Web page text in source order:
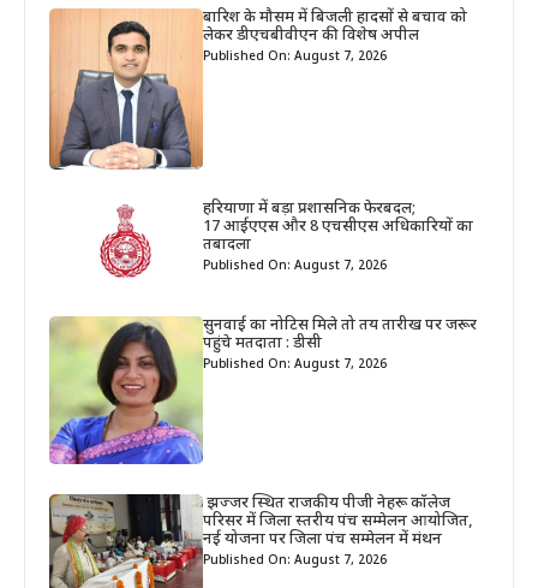
बारिश के मौसम में बिजली हादसों से बचाव को
लेकर डीएचबीवीएन की विशेष अपील
Published On: August 7, 2026
हरियाणा में बड़ा प्रशासनिक फेरबदल;
17 आईएएस और 8 एचसीएस अधिकारियों का
तबादला
Published On: August 7, 2026
सुनवाई का नोटिस मिले तो तय तारीख पर जरूर
पहुंचे मतदाता : डीसी
Published On: August 7, 2026
झज्जर स्थित राजकीय पीजी नेहरू कॉलेज
परिसर में जिला स्तरीय पंच सम्मेलन आयोजित,
नई योजना पर जिला पंच सम्मेलन में मंथन
Published On: August 7, 2026